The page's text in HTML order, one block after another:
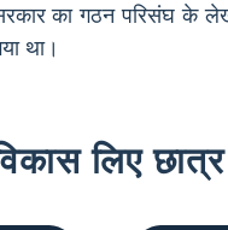
का गठन परिसंघ के
था।
लिए छात्र